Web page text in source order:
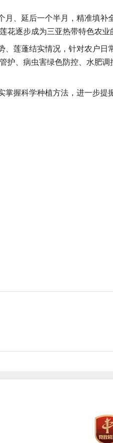
、延后一个半月，精准填补
逐步成为三亚热带特色农业
莲蓬结实情况，针对农户日
护、病虫害绿色防控、水肥调
握科学种植方法，进一步提